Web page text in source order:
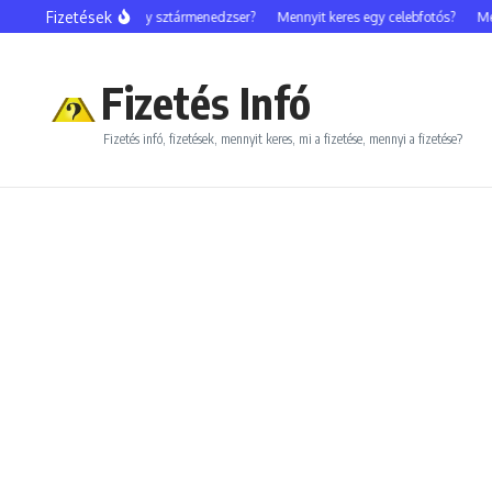
Ugrás a tartalomhoz
Fizetések
Mennyit keres egy sztármenedzser? Mennyit keres egy celebfotós?
Fizetés Infó
Fizetés infó, fizetések, mennyit keres, mi a fizetése, mennyi a fizetése?